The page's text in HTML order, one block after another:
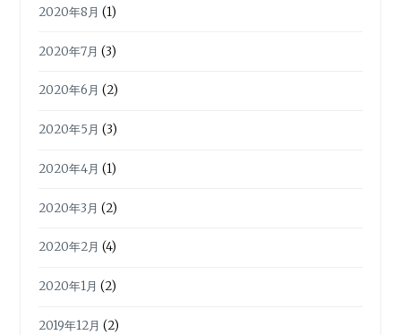
2020年8月 (1)
2020年7月 (3)
2020年6月 (2)
2020年5月 (3)
2020年4月 (1)
2020年3月 (2)
2020年2月 (4)
2020年1月 (2)
2019年12月 (2)